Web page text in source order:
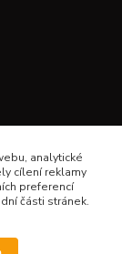
analytické
cílení reklamy
preferencí
části stránek.